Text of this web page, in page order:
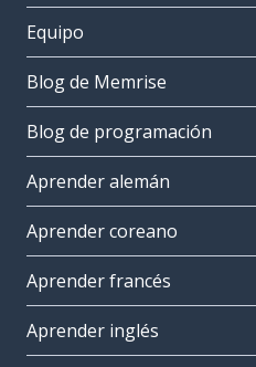
Equipo
Blog de Memrise
Blog de programación
Aprender alemán
Aprender coreano
Aprender francés
Aprender inglés